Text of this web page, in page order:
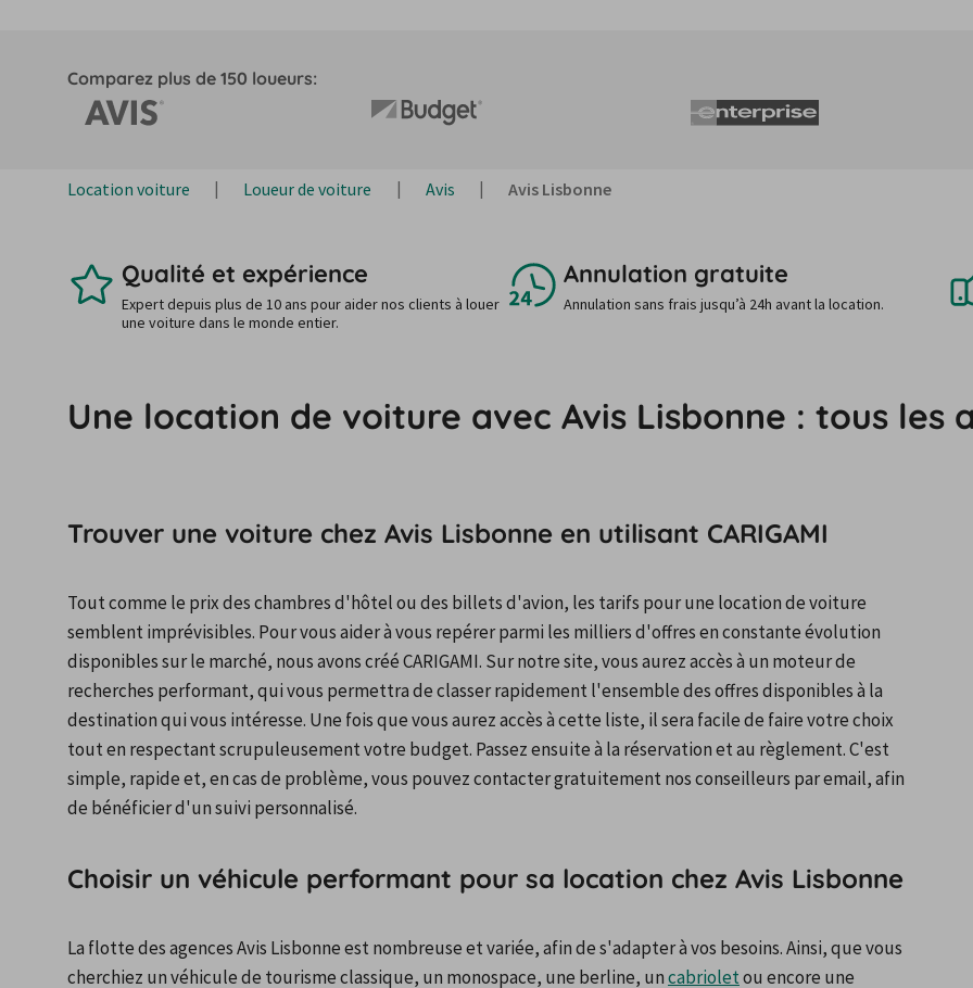
Comparez plus de 150 loueurs:
Location voiture Loueur de voiture Avis Avis Lisbonne
Qualité et expérience
Expert depuis plus de 10 ans pour aider nos clients à louer
une voiture dans le monde entier.
Annulation gratuite
Annulation sans frais jusqu’à 24h avant la location.
Une location de voiture avec Avis Lisbonne : tous les
Trouver une voiture chez Avis Lisbonne en utilisant CARIGAMI
Tout comme le prix des chambres d'hôtel ou des billets d'avion, les tarifs pour une location de voiture
semblent imprévisibles. Pour vous aider à vous repérer parmi les milliers d'offres en constante évolution
disponibles sur le marché, nous avons créé CARIGAMI. Sur notre site, vous aurez accès à un moteur de
recherches performant, qui vous permettra de classer rapidement l'ensemble des offres disponibles à la
destination qui vous intéresse. Une fois que vous aurez accès à cette liste, il sera facile de faire votre choix
tout en respectant scrupuleusement votre budget. Passez ensuite à la réservation et au règlement. C'est
simple, rapide et, en cas de problème, vous pouvez contacter gratuitement nos conseilleurs par email, afin
de bénéficier d'un suivi personnalisé.
Choisir un véhicule performant pour sa location chez Avis Lisbonne
La flotte des agences Avis Lisbonne est nombreuse et variée, afin de s'adapter à vos besoins. Ainsi, que vous
cherchiez un véhicule de tourisme classique, un monospace, une berline, un cabriolet ou encore une